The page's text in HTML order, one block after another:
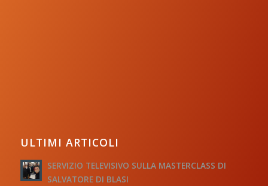
ULTIMI ARTICOLI
SERVIZIO TELEVISIVO SULLA MASTERCLASS DI
SALVATORE DI BLASI